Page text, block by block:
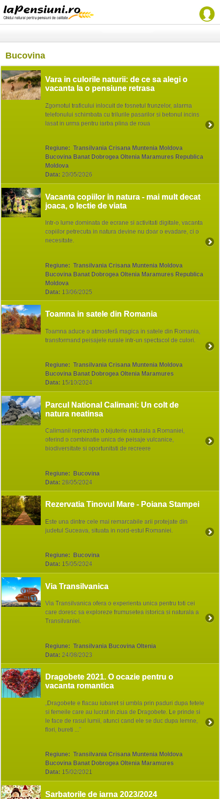
Bucovina
Vara in culorile naturii: de ce sa alegi o
vacanta la o pensiune retrasa
Zgomotul traficului inlocuit de fosnetul frunzelor, alarma
telefonului schimbata cu trilurile pasarilor si betonul incins
lasat in urma pentru iarba plina de roua
Regiune: Transilvania Crisana Muntenia Moldova
Bucovina Banat Dobrogea Oltenia Maramures Republica
Moldova
Data: 20/05/2026
Vacanta copiilor in natura - mai mult decat
joaca, o lectie de viata
Intr-o lume dominata de ecrane si activitati digitale, vacanta
copiilor petrecuta in natura devine nu doar o evadare, ci o
necesitate.
Regiune: Transilvania Crisana Muntenia Moldova
Bucovina Banat Dobrogea Oltenia Maramures Republica
Moldova
Data: 13/06/2025
Toamna in satele din Romania
Toamna aduce o atmosferă magica in satele din Romania,
transformand peisajele rurale intr-un spectacol de culori.
Regiune: Transilvania Crisana Muntenia Moldova
Bucovina Banat Dobrogea Oltenia Maramures
Data: 15/10/2024
Parcul National Calimani: Un colt de
natura neatinsa
Calimanii reprezinta o bijuterie naturala a Romaniei,
oferind o combinatie unica de peisaje vulcanice,
biodiversitate si oportunitati de recreere
Regiune: Bucovina
Data: 28/05/2024
Rezervatia Tinovul Mare - Poiana Stampei
Este una dintre cele mai remarcabile arii protejate din
judetul Suceava, situata in nord-estul Romaniei.
Regiune:
Bucovina
Data: 15/05/2024
Via Transilvanica
Via Transilvanica ofera o experienta unica pentru toti cei
care doresc sa exploreze frumusetea istorica si naturala a
Transilvaniei.
Regiune: Transilvania Bucovina Oltenia
Data: 24/08/2023
Dragobete 2021. O ocazie pentru o
vacanta romantica
„Dragobete e flacau iubaret si umbla prin paduri dupa fetele
si femeile care au lucrat in ziua de Dragobete. Le prinde si
le face de rasul lumii, atunci cand ele se duc dupa lemne,
flori, bureti ...”
Regiune: Transilvania Crisana Muntenia Moldova
Bucovina Banat Dobrogea Oltenia Maramures
Data: 15/02/2021
Sarbatorile de iarna 2023/2024